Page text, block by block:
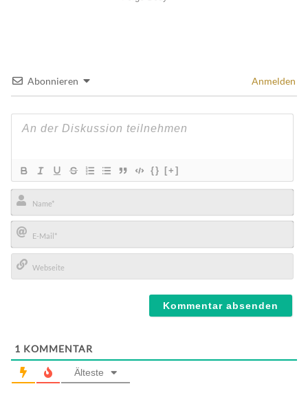
Abonnieren Anmelden
{} [+]
Name*
E-
Mail*
1 KOMMENTAR
Älteste